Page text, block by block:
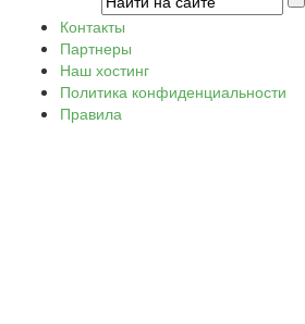
Контакты
Партнеры
Наш хостинг
Политика конфиденциальности
Правила